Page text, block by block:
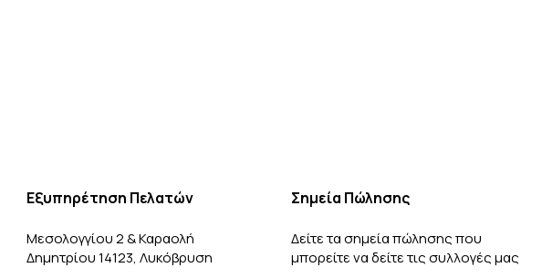
Εξυπηρέτηση Πελατών
Μεσολογγίου 2 & Καραολή
Δημητρίου 14123, Λυκόβρυση
Σημεία Πώλησης
Δείτε τα σημεία πώλησης που
μπορείτε να δείτε τις συλλογές μας